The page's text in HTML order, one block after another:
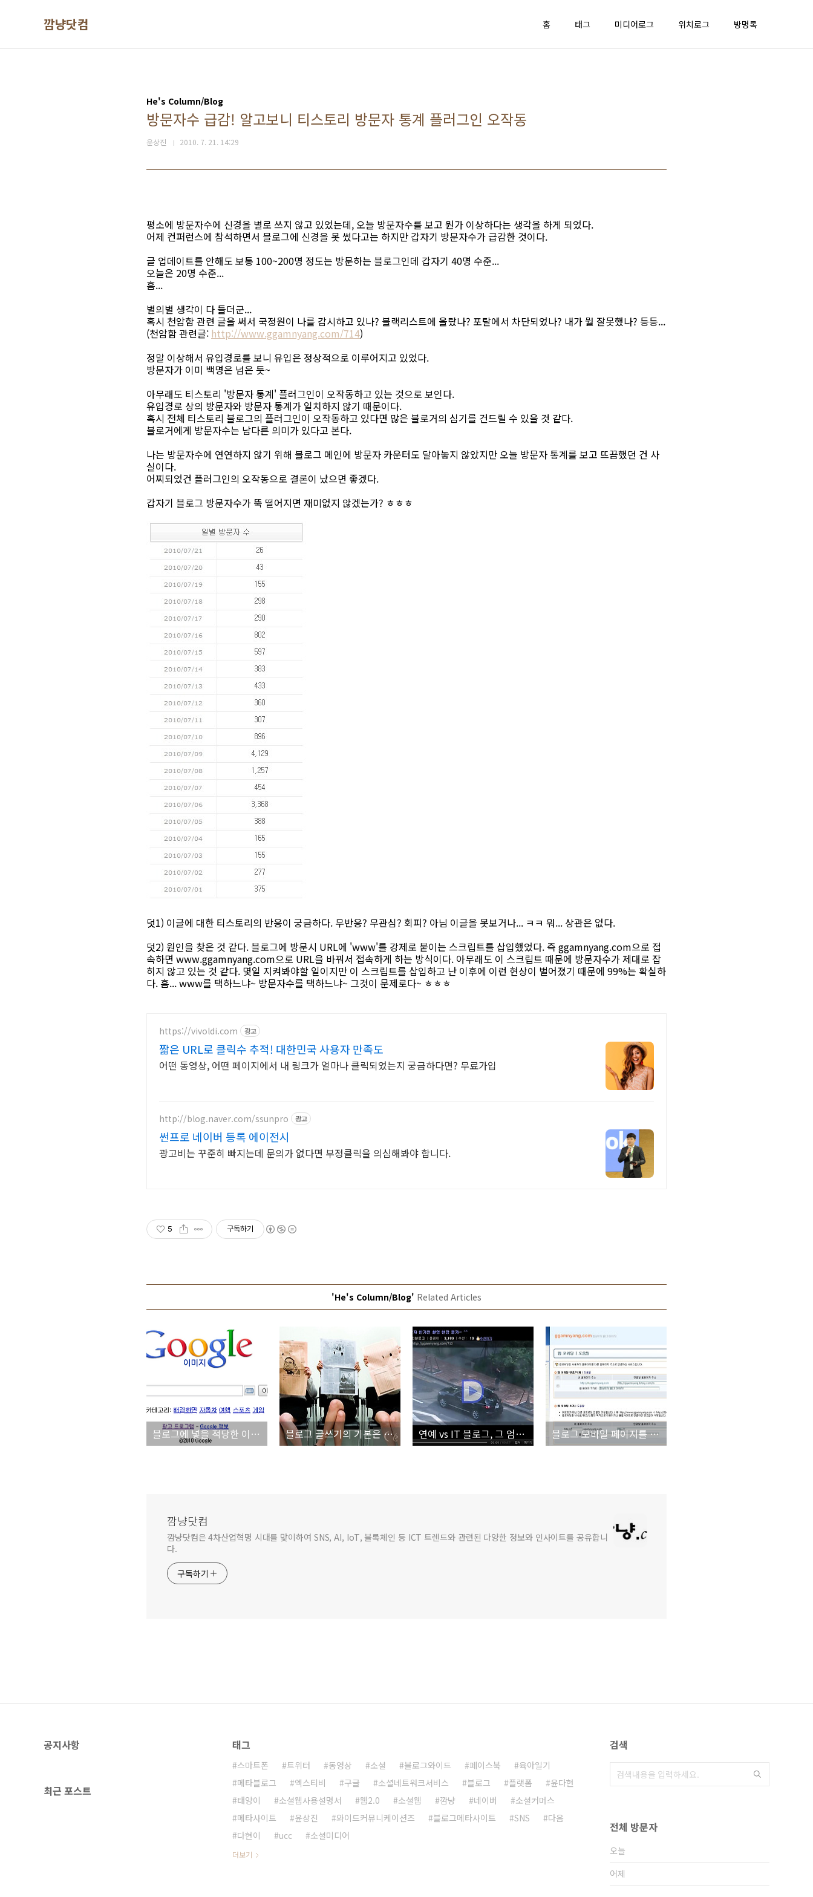
깜냥닷컴 홈 태그 미디어로그 위치로그 방명록
He's Column/Blog
방문자수 급감! 알고보니 티스토리 방문자 통계 플러그인 오작동
윤상진 2010. 7. 21. 14:29
평소에 방문자수에 신경을 별로 쓰지 않고 있었는데, 오늘 방문자수를 보고 뭔가 이상하다는 생각을 하게 되었다.
어제 컨퍼런스에 참석하면서 블로그에 신경을 못 썼다고는 하지만 갑자기 방문자수가 급감한 것이다.
글 업데이트를 안해도 보통 100~200명 정도는 방문하는 블로그인데 갑자기 40명 수준...
오늘은 20명 수준...
흠...
별의별 생각이 다 들더군...
혹시 천암함 관련 글을 써서 국정원이 나를 감시하고 있나? 블랙리스트에 올랐나? 포탈에서 차단되었나? 내가 뭘 잘못했나? 등등...
(천암함 관련글: http://www.ggamnyang.com/714)
정말 이상해서 유입경로를 보니 유입은 정상적으로 이루어지고 있었다.
방문자가 이미 백명은 넘은 듯~
아무래도 티스토리 '방문자 통계' 플러그인이 오작동하고 있는 것으로 보인다.
유입경로 상의 방문자와 방문자 통계가 일치하지 않기 때문이다.
혹시 전체 티스토리 블로그의 플러그인이 오작동하고 있다면 많은 블로거의 심기를 건드릴 수 있을 것 같다.
블로거에게 방문자수는 남다른 의미가 있다고 본다.
나는 방문자수에 연연하지 않기 위해 블로그 메인에 방문자 카운터도 달아놓지 않았지만 오늘 방문자 통계를 보고 뜨끔했던 건 사
실이다.
어찌되었건 플러그인의 오작동으로 결론이 났으면 좋겠다.
갑자기 블로그 방문자수가 뚝 떨어지면 재미없지 않겠는가? ㅎㅎㅎ
덧1) 이글에 대한 티스토리의 반응이 궁금하다. 무반응? 무관심? 회피? 아님 이글을 못보거나... ㅋㅋ 뭐... 상관은 없다.
덧2) 원인을 찾은 것 같다. 블로그에 방문시 URL에 'www'를 강제로 붙이는 스크립트를 삽입했었다. 즉 ggamnyang.com으로 접
속하면 www.ggamnyang.com으로 URL을 바꿔서 접속하게 하는 방식이다. 아무래도 이 스크립트 때문에 방문자수가 제대로 잡
히지 않고 있는 것 같다. 몇일 지켜봐야할 일이지만 이 스크립트를 삽입하고 난 이후에 이런 현상이 벌어졌기 때문에 99%는 확실하
다. 흠... www를 택하느냐~ 방문자수를 택하느냐~ 그것이 문제로다~ ㅎㅎㅎ
https://vivoldi.com 광고
짧은 URL로 클릭수 추적! 대한민국 사용자 만족도
어떤 동영상, 어떤 페이지에서 내 링크가 얼마나 클릭되었는지 궁금하다면? 무료가입
http://blog.naver.com/ssunpro 광고
썬프로 네이버 등록 에이전시
광고비는 꾸준히 빠지는데 문의가 없다면 부정클릭을 의심해봐야 합니다.
5 구독하기
'He's Column/Blog' Related Articles
블로그에 넣을 적당한 이미지 찾기도 역시 구글 이미지 검색이 짱! 블로그 글쓰기의 기본은 신문 기사 읽기 - 신문은 정보 습득의 1차 정보원 연예 vs IT 블로그, 그 엄청난 방문자수의 차이 블로그 모바일 페이지를 서브 도메인(m.도메인)으로 만들어보자!
깜냥닷컴
깜냥닷컴은 4차산업혁명 시대를 맞이하여 SNS, AI, IoT, 블록체인 등 ICT 트렌드와 관련된 다양한 정보와 인사이트를 공유합니
다.
구독하기
공지사항
최근 포스트
태그
스마트폰 트위터 동영상 소셜 블로그와이드 페이스북
육아일기
메타블로그
엑스티비 구글 소셜네트워크서비스 블로그 플랫폼
윤다현
태양이
소셜웹사용설명서 웹2.0 소셜웹 깜냥 네이버
소셜커머스
메타사이트
윤상진 와이드커뮤니케이션즈 블로그메타사이트 SNS
다음
다현이
ucc 소셜미디어
더보기
검색
전체 방문자
오늘
어제